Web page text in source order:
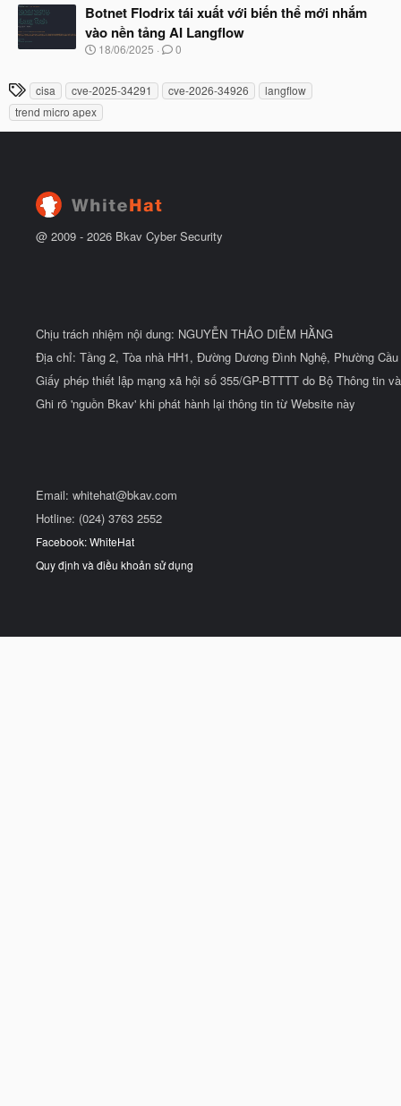
đ
ầ
u
à
y
b
ắ
đ
ầ
u
Botnet Flodrix tái xuất với biến thể mới nhắm
vào nền tảng AI Langflow
N
y
b
ắ
t
18/06/2025 0
T
h
ẻ
cisa cve-2025-34291 cve-2026-34926
langflow
trend micro apex
@ 2009 - 2026 Bkav Cyber Security
Chịu trách nhiệm nội dung: NGUYỄN THẢO DIỄM HẰNG
Địa chỉ: Tầng 2, Tòa nhà HH1, Đường Dương Đình Nghệ, Phường
Giấy phép thiết lập mạng xã hội số 355/GP-BTTTT do Bộ Thông tin
Ghi rõ 'nguồn Bkav' khi phát hành lại thông tin từ Website này
Email: whitehat@bkav.com
Hotline: (024) 3763 2552
Facebook: WhiteHat
Quy định và điều khoản sử dụng